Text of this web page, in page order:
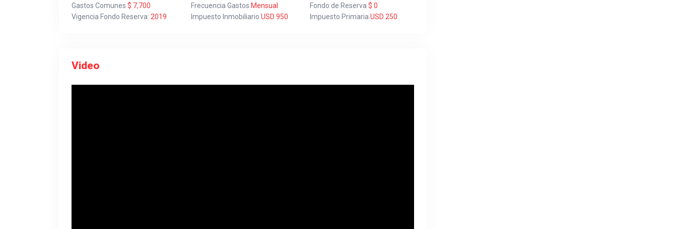
Gastos Comunes $ 7,700 Frecuencia Gastos Mensual Fondo de Reserva$ 0
Vigencia Fondo Reserva: 2019 Impuesto Inmobiliario USD 950 Impuesto PrimariaUSD 250
Video